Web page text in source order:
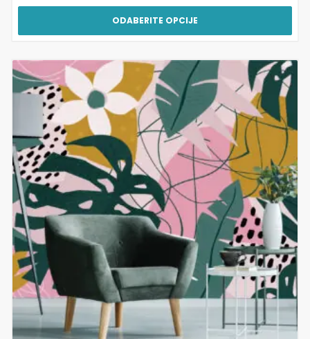
ODABERITE OPCIJE
Ovaj
proizvod
varijanti.
Opcije
se
mogu
odabrati
na
stranici
proizvoda